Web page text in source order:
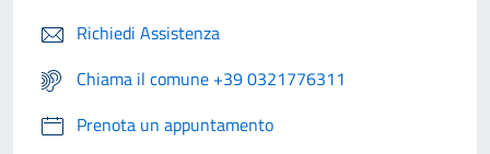
Richiedi Assistenza
Chiama il comune +39 0321776311
Prenota un appuntamento